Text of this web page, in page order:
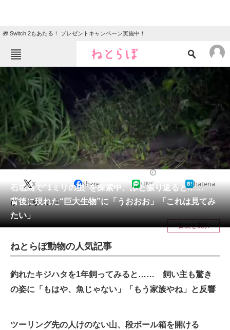
🎁 Switch 2もあたる！ プレゼントキャンペーン実施中！
ねとらぼメニュー
ニュース
エンタメ クイズ
グルメ 地域
住まい 教育・育児
動物 リサーチ
会員記事
メディア
注目記事を集めた総合ページ
ITの今と未来を見通す
スマホと通信の最新トレンド
進化するPCとデバイスの未来
石垣島で“1ミリの虫”を探索中、ふと振り返ると……
背後に現れた“巨大生物”に「うおおお」「これは見てみ
たい」
X Share LINE hatena
びっくり……！
目次を表示
ねとらぼ動物の人気記事
釣れたキジハタを1年飼ってみると…… 飼い主も驚き
の姿に「もはや、魚じゃない」「もう家族やね」と反響
ツーリング先の人けのない山、段ボール箱を開ける